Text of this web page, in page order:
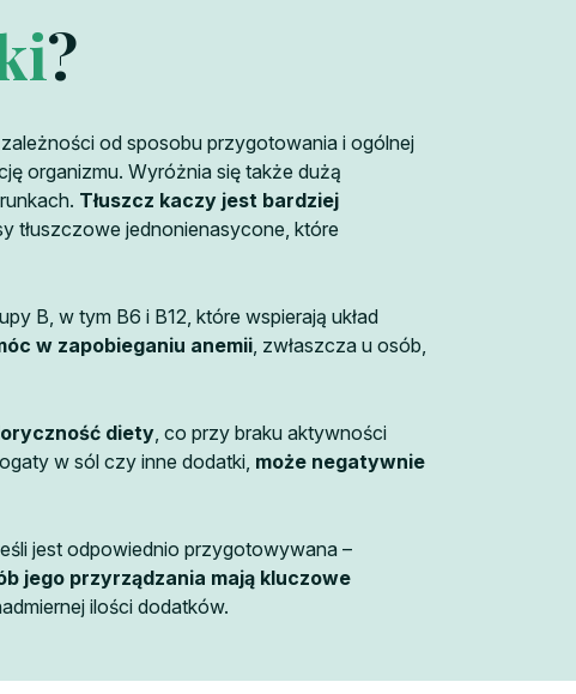
?
od sposobu przygotowania i ogólnej
organizmu. Wyróżnia się także dużą
Tłuszcz kaczy jest bardziej
tłuszczowe jednonienasycone, które
B, w tym B6 i B12, które wspierają układ
w zapobieganiu anemii, zwłaszcza u osób,
diety, co przy braku aktywności
w sól czy inne dodatki, może negatywnie
jest odpowiednio przygotowywana –
jego przyrządzania mają kluczowe
ilości dodatków.